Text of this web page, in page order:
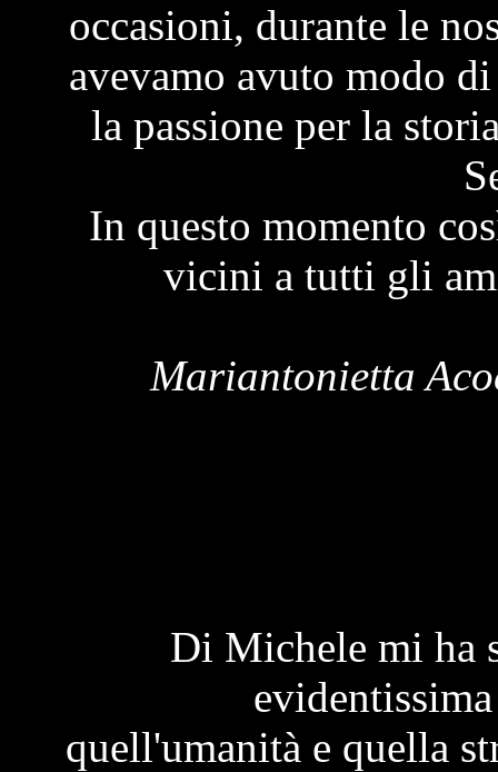
occasioni, durante le
avevamo avuto modo
la passione per la
In questo momento
vicini a tutti gli
Mariantonietta
Di Michele mi ha
quell'umanità e quella